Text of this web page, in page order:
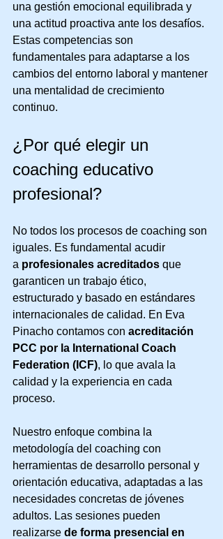
una gestión emocional equilibrada y
una actitud proactiva ante los desafíos.
Estas competencias son
fundamentales para adaptarse a los
cambios del entorno laboral y mantener
una mentalidad de crecimiento
continuo.
¿Por qué elegir un
coaching educativo
profesional?
No todos los procesos de coaching son
iguales. Es fundamental acudir
a profesionales acreditados que
garanticen un trabajo ético,
estructurado y basado en estándares
internacionales de calidad. En Eva
Pinacho contamos con acreditación
PCC por la International Coach
Federation (ICF), lo que avala la
calidad y la experiencia en cada
proceso.
Nuestro enfoque combina la
metodología del coaching con
herramientas de desarrollo personal y
orientación educativa, adaptadas a las
necesidades concretas de jóvenes
adultos. Las sesiones pueden
realizarse de forma presencial en